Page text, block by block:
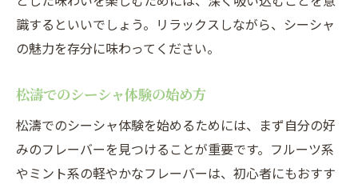
安全に楽しむための松濤シーシャポイント
松濤でのシーシャ体験の注意事項
松濤でのシーシャ体験おしゃれな空間でのリラ
クゼーション
おしゃれな松濤のシーシャカフェ紹介
識するといいでしょう。リラックスしながら、シーシャ
の魅力を存分に味わってください。
松濤でのシーシャ体験の始め方
松濤でのシーシャ体験を始めるためには、まず自分の好
みのフレーバーを見つけることが重要です。フルーツ系
やミント系の軽やかなフレーバーは、初心者にもおすす